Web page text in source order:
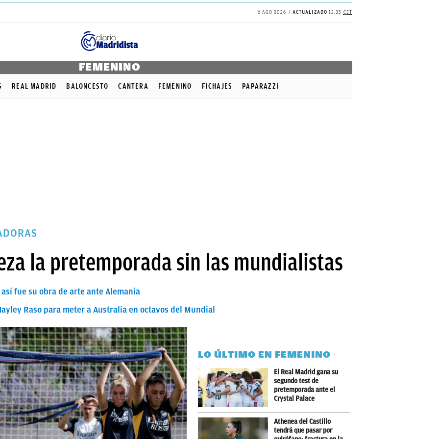
6 AGO 2026 ACTUALIZADO 12:35 CET
FEMENINO
REAL MADRID BALONCESTO CANTERA FEMENINO FICHAJES PAPARAZZI
la pretemporada sin las mundialistas
fue su obra de arte ante Alemania
Raso para meter a Australia en octavos del Mundial
LO ÚLTIMO EN FEMENINO
El Real Madrid gana su
segundo test de
pretemporada ante el
Crystal Palace
Athenea del Castillo
tendrá que pasar por